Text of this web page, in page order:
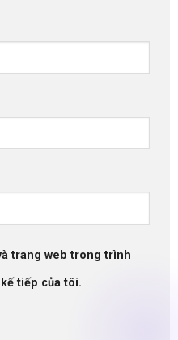
trang web trong trình
tiếp của tôi.